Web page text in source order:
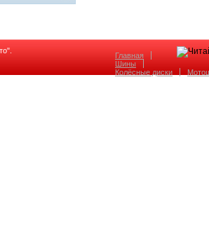
Главная
Шины
Колёсные диски